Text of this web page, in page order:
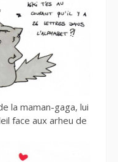
la maman-gaga, lui
face aux arheu de